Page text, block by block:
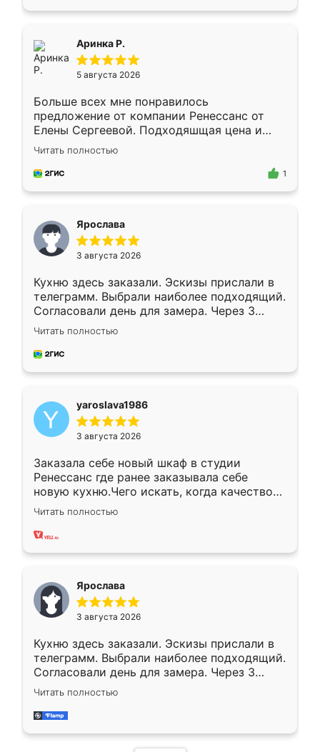
Аринка Р.
5 августа 2026
Больше всех мне понравилось
предложение от компании Ренессанс от
Елены Сергеевой. Подходяшщая цена и
короткие сроки изготовления. Приехавший
для замера сотрудник Владислав
предложил по моему эскизу самый
Читать полностью
1
Ярослава
3 августа 2026
Кухню здесь заказали. Эскизы прислали в
телеграмм. Выбрали наиболее подходящий.
Согласовали день для замера. Через 3
недели кухня была уже готова. Остались
довольны работой. Спасибо Ренессанс
мебель за качественную работу!
Читать полностью
yaroslava1986
3 августа 2026
Заказала себе новый шкаф в студии
Ренессанс где ранее заказывала себе
новую кухню.Чего искать, когда качеством
вполне довольна. Служит кухня уже почти
два года, нареканий нет.
Читать полностью
Ярослава
3 августа 2026
Кухню здесь заказали. Эскизы прислали в
телеграмм. Выбрали наиболее подходящий.
Согласовали день для замера. Через 3
недели кухня была уже готова. Остались
довольны работой. Спасибо Ренессанс
мебель за качественную работу!
Читать полностью